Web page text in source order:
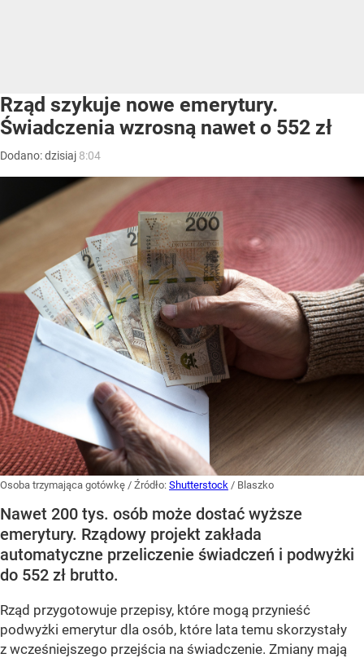
Rząd szykuje nowe emerytury.
Świadczenia wzrosną nawet o 552 zł
Dodano:dzisiaj 8:04
Osoba trzymająca gotówkę / Źródło: Shutterstock / Blaszko
Nawet 200 tys. osób może dostać wyższe
emerytury. Rządowy projekt zakłada
automatyczne przeliczenie świadczeń i podwyżki
do 552 zł brutto.
Rząd przygotowuje przepisy, które mogą przynieść
podwyżki emerytur dla osób, które lata temu skorzystały
z wcześniejszego przejścia na świadczenie. Zmiany mają